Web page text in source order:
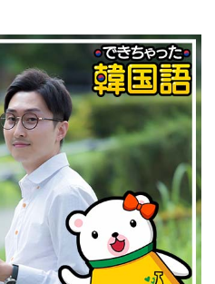
の意味とは？합니다(ハム
いと使い方を例文で紹